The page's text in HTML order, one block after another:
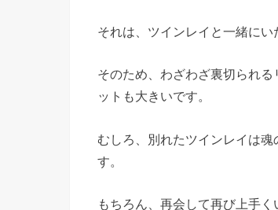
それは、ツインレイと一緒にい
そのため、わざわざ裏切られ
ットも大きいです。
むしろ、別れたツインレイは
す。
もちろん、再会して再び上手